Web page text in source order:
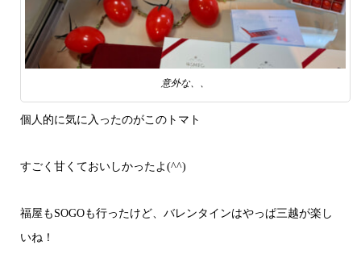
意外な、、
個人的に気に入ったのがこのトマト
すごく甘くておいしかったよ(^^)
福屋もSOGOも行ったけど、バレンタインはやっぱ三越が楽し
いね！